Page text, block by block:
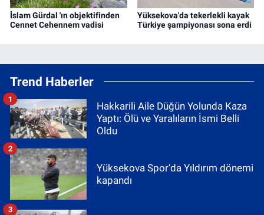
İslam Gürdal 'ın objektifinden
Cennet Cehennem vadisi
Yüksekova'da tekerlekli kayak
Türkiye şampiyonası sona erdi
Trend Haberler
Hakkarili Aile Düğün Yolunda Kaza
Yaptı: Ölü ve Yaralıların İsmi Belli
Oldu
1
Yüksekova Spor’da Yıldırım dönemi
kapandı
2
3